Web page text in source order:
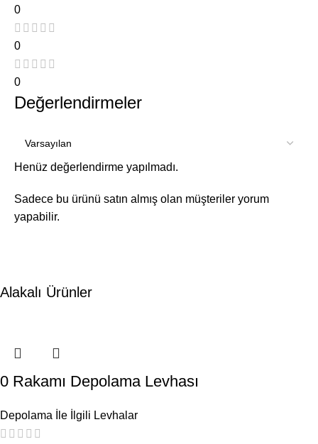
0
0
0
Değerlendirmeler
Henüz değerlendirme yapılmadı.
Sadece bu ürünü satın almış olan müşteriler yorum
yapabilir.
Alakalı Ürünler
0 Rakamı Depolama Levhası
Depolama İle İlgili Levhalar